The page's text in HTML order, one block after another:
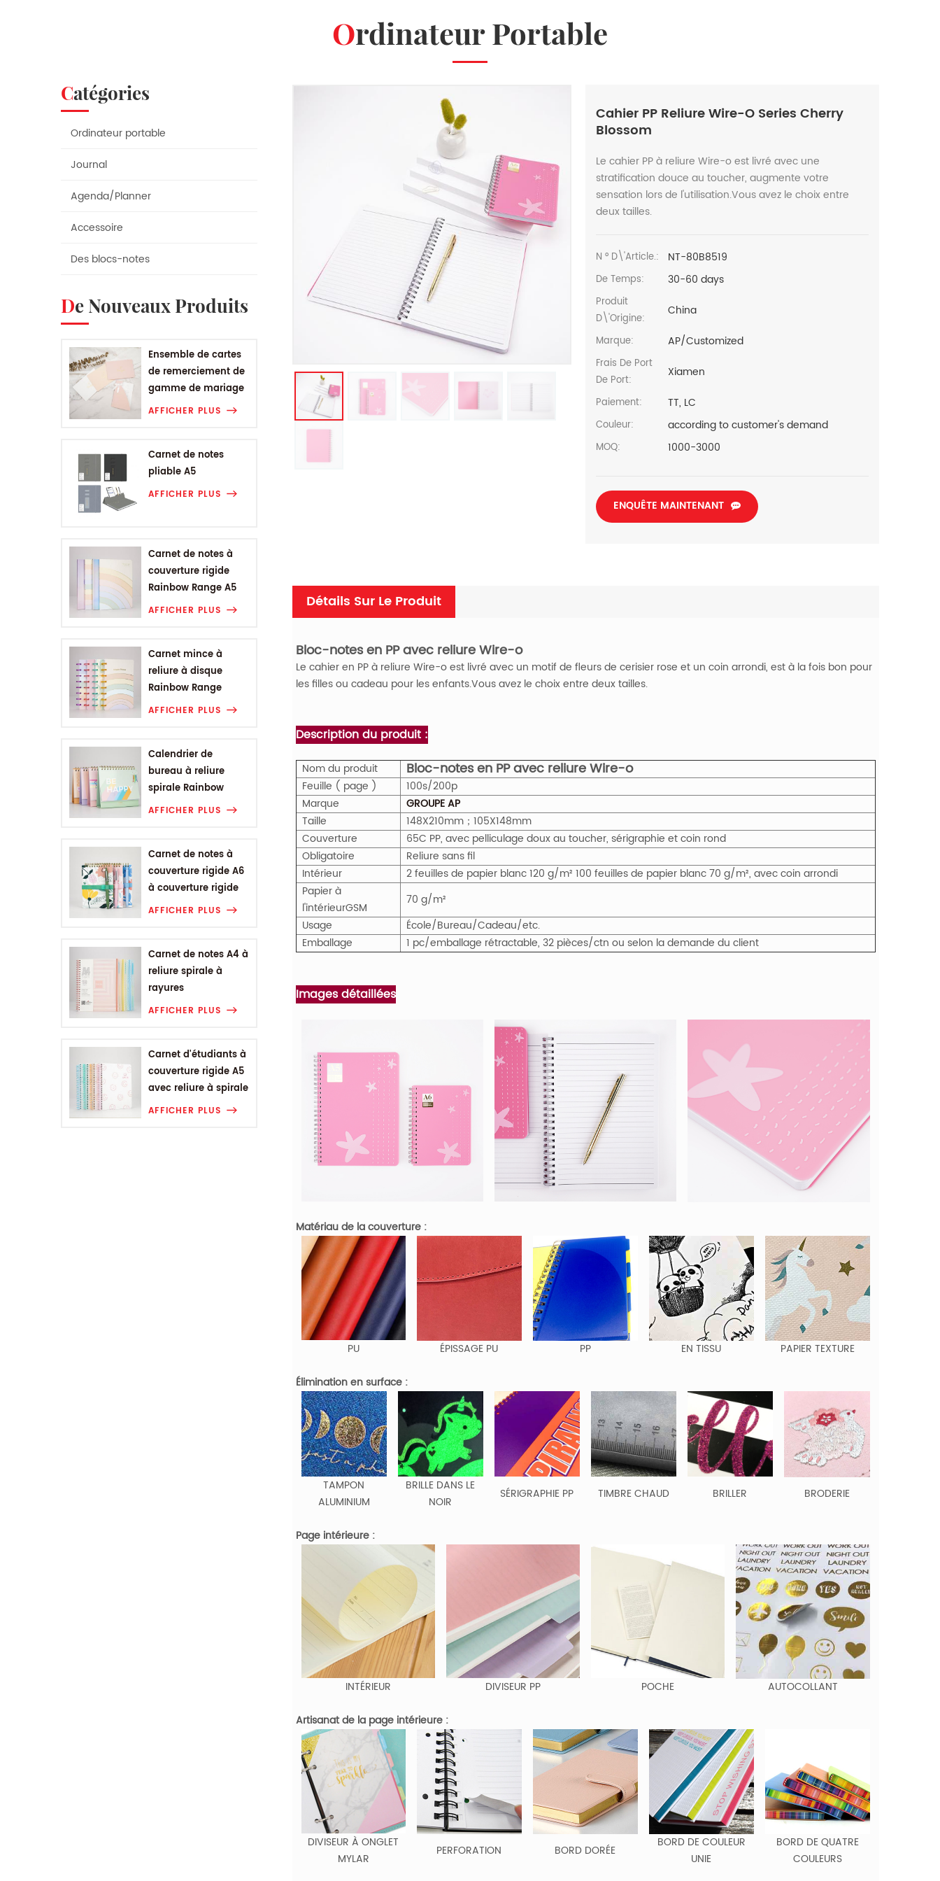
Ordinateur Portable
Catégories
Ordinateur portable
Journal
Agenda/Planner
Accessoire
Des blocs-notes
De Nouveaux Produits
Ensemble de cartes
de remerciement de
gamme de mariage
AFFICHER PLUS
Carnet de notes
pliable A5
AFFICHER PLUS
Carnet de notes à
couverture rigide
Rainbow Range A5
AFFICHER PLUS
Carnet mince à
reliure à disque
Rainbow Range
AFFICHER PLUS
Calendrier de
bureau à reliure
spirale Rainbow
Range
AFFICHER PLUS
Carnet de notes à
couverture rigide A6
à couverture rigide
de la gamme de
AFFICHER PLUS
Carnet de notes A4 à
reliure spirale à
rayures
géométriques
AFFICHER PLUS
Carnet d'étudiants à
couverture rigide A5
avec reliure à spirale
Smiling Range
AFFICHER PLUS
Cahier PP Reliure Wire-O Series Cherry
Blossom
Le cahier PP à reliure Wire-o est livré avec une
stratification douce au toucher, augmente votre
sensation lors de l'utilisation.Vous avez le choix entre
deux tailles.
N ° D\'article.: NT-80B8519
De Temps: 30-60 days
Produit
D\'Origine:
China
Marque: AP/Customized
Frais De Port
De Port:
Xiamen
Paiement: TT, LC
Couleur: according to customer's demand
MOQ: 1000-3000
ENQUÊTE MAINTENANT
Détails Sur Le Produit
Bloc-notes en PP avec reliure Wire-o
Le cahier en PP à reliure Wire-o est livré avec un motif de fleurs de cerisier rose et un coin arrondi, est à la fois bon pour
les filles ou cadeau pour les enfants.Vous avez le choix entre deux tailles.
Description du produit :
Nom du produit Bloc-notes en PP avec reliure Wire-o
Feuille ( page )
100s/200p
Marque
GROUPE AP
Taille
148X210mm；105X148mm
Couverture
65C PP, avec pelliculage doux au toucher, sérigraphie et coin rond
Obligatoire
Reliure sans fil
Intérieur
2 feuilles de papier blanc 120 g/m² 100 feuilles de papier blanc 70 g/m², avec coin arrondi
Papier à
l'intérieurGSM
70 g/m²
Usage
École/Bureau/Cadeau/etc.
Emballage
1 pc/emballage rétractable, 32 pièces/ctn ou selon la demande du client
Images détaillées
Matériau de la couverture :
PU ÉPISSAGE PU PP EN TISSU PAPIER TEXTURE
Élimination en surface :
TAMPON
ALUMINIUM
BRILLE DANS LE
NOIR
SÉRIGRAPHIE PP TIMBRE CHAUD BRILLER BRODERIE
Page intérieure :
INTÉRIEUR DIVISEUR PP POCHE AUTOCOLLANT
Artisanat de la page intérieure :
DIVISEUR À ONGLET
MYLAR
PERFORATION BORD DORÉE
BORD DE COULEUR
UNIE
BORD DE QUATRE
COULEURS